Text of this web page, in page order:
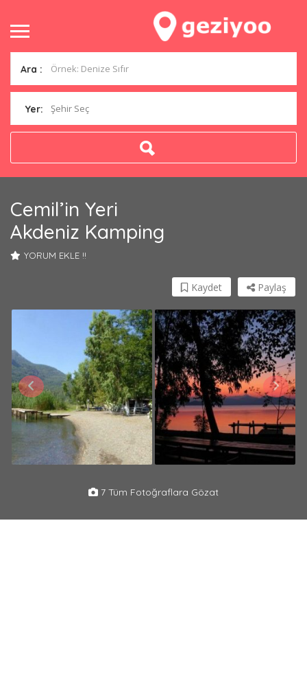
Ara :
Yer: Şehir Seç
Cemil’in Yeri
Akdeniz Kamping
YORUM EKLE !!
Paylaş
Kaydet
7 Tüm Fotoğraflara Gözat